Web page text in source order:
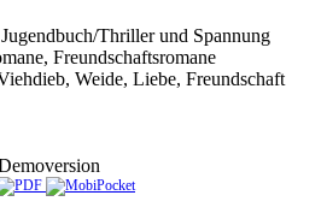
Thriller und Spannung
Freundschaftsromane
Weide, Liebe, Freundschaft